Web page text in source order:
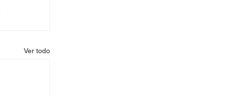
Ver todo